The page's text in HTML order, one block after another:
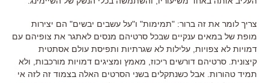
צריך לומר את זה ברור: "תמימות" ו"על עשבים יבשים" הם יצירות
מופת של במאים ענקיים שבכל סרטיהם מנסים לאתגר את צופיהם עם
דמויות לא צפויות עלילות לא שגרתיות ותפיסת עולם אסתטית
קיצונית סרטיהם דורשים ריכוז מאמץ ומציגים דמויות מורכבות ולא
תמיד טהורות אבל כשנתקלים בשני הסרטים האלה בצמוד זה לזה אי